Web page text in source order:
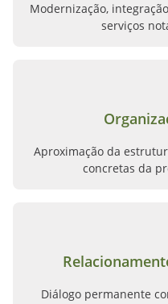
Modernização,
serviços
Aproximação da
concretas da
Diálogo permanente